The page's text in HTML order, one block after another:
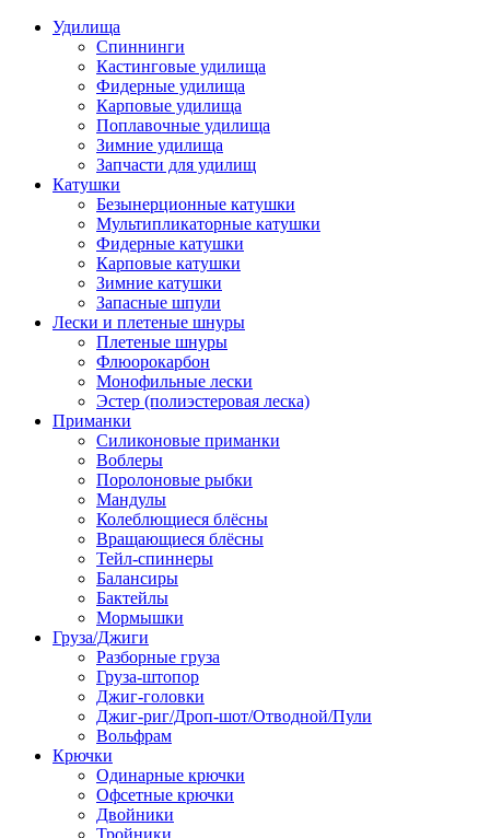
Удилища
Спиннинги
Кастинговые удилища
Фидерные удилища
Карповые удилища
Поплавочные удилища
Зимние удилища
Запчасти для удилищ
Катушки
Безынерционные катушки
Мультипликаторные катушки
Фидерные катушки
Карповые катушки
Зимние катушки
Запасные шпули
Лески и плетеные шнуры
Плетеные шнуры
Флюорокарбон
Монофильные лески
Эстер (полиэстеровая леска)
Приманки
Силиконовые приманки
Воблеры
Поролоновые рыбки
Мандулы
Колеблющиеся блёсны
Вращающиеся блёсны
Тейл-спиннеры
Балансиры
Бактейлы
Мормышки
Груза/Джиги
Разборные груза
Груза-штопор
Джиг-головки
Джиг-риг/Дроп-шот/Отводной/Пули
Вольфрам
Крючки
Одинарные крючки
Офсетные крючки
Двойники
Тройники